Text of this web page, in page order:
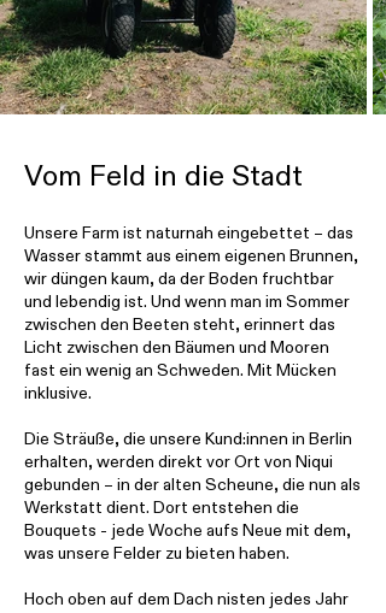
Vom Feld in die Stadt
Unsere Farm ist naturnah eingebettet – das
Wasser stammt aus einem eigenen Brunnen,
wir düngen kaum, da der Boden fruchtbar
und lebendig ist. Und wenn man im Sommer
zwischen den Beeten steht, erinnert das
Licht zwischen den Bäumen und Mooren
fast ein wenig an Schweden. Mit Mücken
inklusive.
Die Sträuße, die unsere Kund:innen in Berlin
erhalten, werden direkt vor Ort von Niqui
gebunden – in der alten Scheune, die nun als
Werkstatt dient. Dort entstehen die
Bouquets - jede Woche aufs Neue mit dem,
was unsere Felder zu bieten haben.
Hoch oben auf dem Dach nisten jedes Jahr